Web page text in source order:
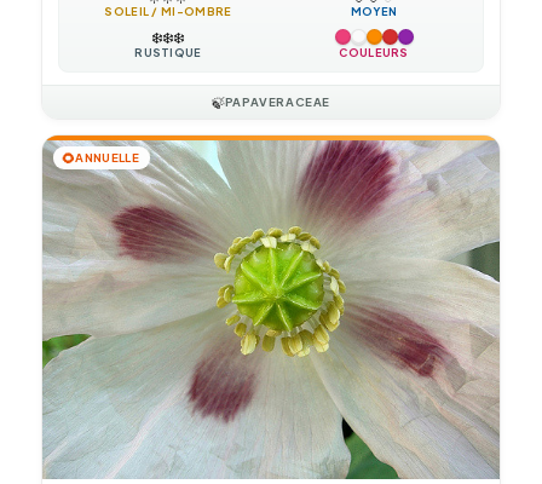
SOLEIL / MI-OMBRE MOYEN
❄️❄️❄️
RUSTIQUE COULEURS
🍃PAPAVERACEAE
🌻ANNUELLE